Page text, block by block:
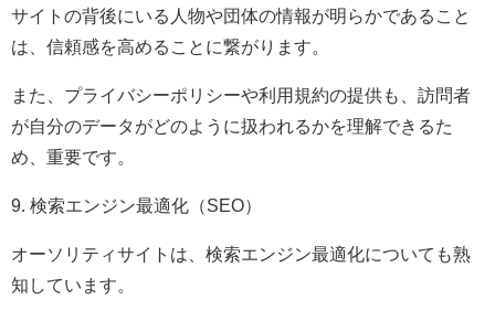
サイトの背後にいる人物や団体の情報が明らかであること
は、信頼感を高めることに繋がります。
また、プライバシーポリシーや利用規約の提供も、訪問者
が自分のデータがどのように扱われるかを理解できるた
め、重要です。
9. 検索エンジン最適化（SEO）
オーソリティサイトは、検索エンジン最適化についても熟
知しています。